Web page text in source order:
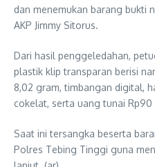
dan menemukan barang bukti
AKP Jimmy Sitorus.
Dari hasil penggeledahan,
plastik klip transparan berisi
8,02 gram, timbangan digital,
cokelat, serta uang tunai Rp90
Saat ini tersangka beserta
Polres Tebing Tinggi guna